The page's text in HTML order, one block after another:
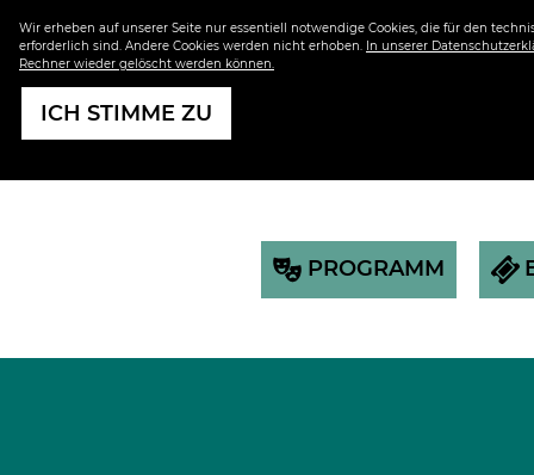
Wir erheben auf unserer Seite nur essentiell notwendige Cookies, die für den
erforderlich sind. Andere Cookies werden nicht erhoben. In unserer
Rechner wieder gelöscht werden können.
ICH STIMME ZU
PROGRAMM
KARTEN & SERVICE